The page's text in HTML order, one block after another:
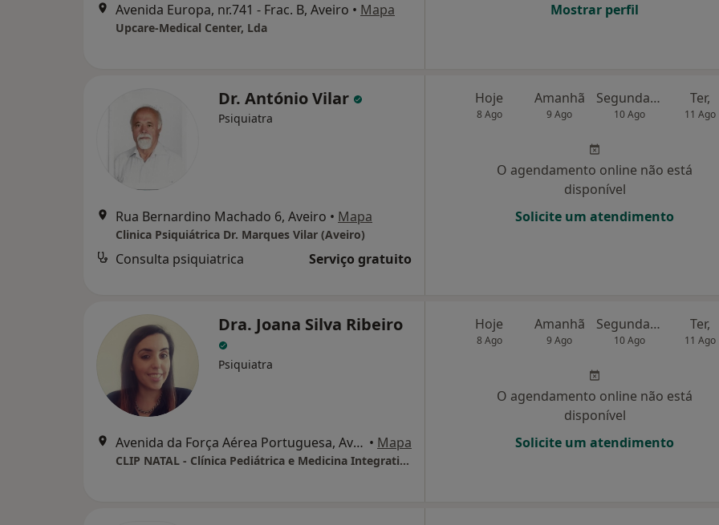
Avenida Europa, nr.741 - Frac. B, Aveiro • Mapa
Upcare-Medical Center, Lda
Mostrar perfil
Dr. António Vilar
Psiquiatra
Rua Bernardino Machado 6, Aveiro • Mapa
Clinica Psiquiátrica Dr. Marques Vilar (Aveiro)
Consulta psiquiatrica Serviço gratuito
Hoje
8 Ago
Amanhã
9 Ago
Segunda-feira
10 Ago
Ter,
11 Ago
O agendamento online não está
disponível
Solicite um atendimento
Dra. Joana Silva Ribeiro
Psiquiatra
Avenida da Força Aérea Portuguesa, Aveiro • Mapa
CLIP NATAL - Clínica Pediátrica e Medicina Integrativa de Aveiro
Hoje
8 Ago
Amanhã
9 Ago
Segunda-feira
10 Ago
Ter,
11 Ago
O agendamento online não está
disponível
Solicite um atendimento